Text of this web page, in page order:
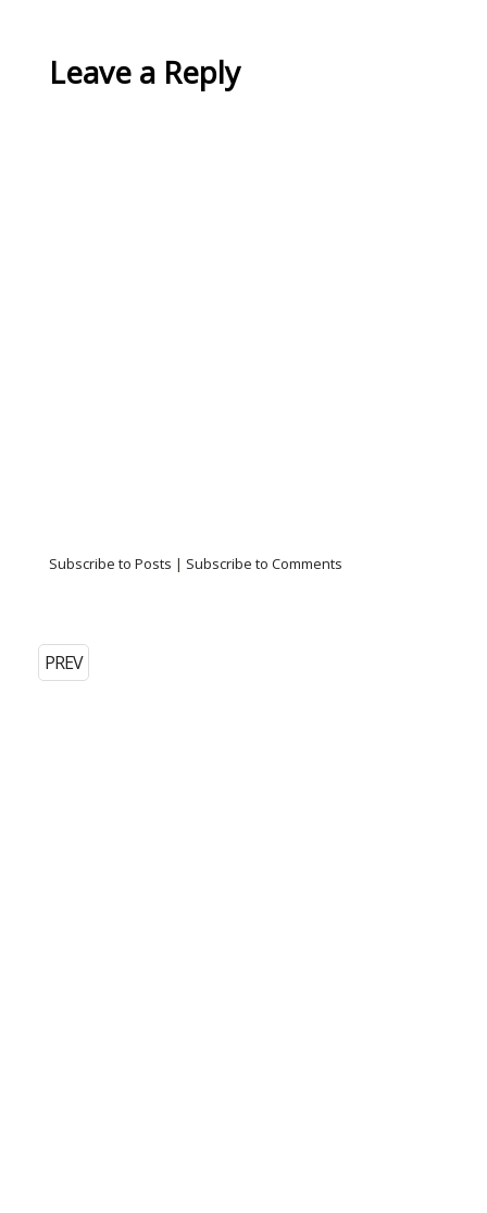
Leave a Reply
Subscribe to Posts | Subscribe to Comments
PREV